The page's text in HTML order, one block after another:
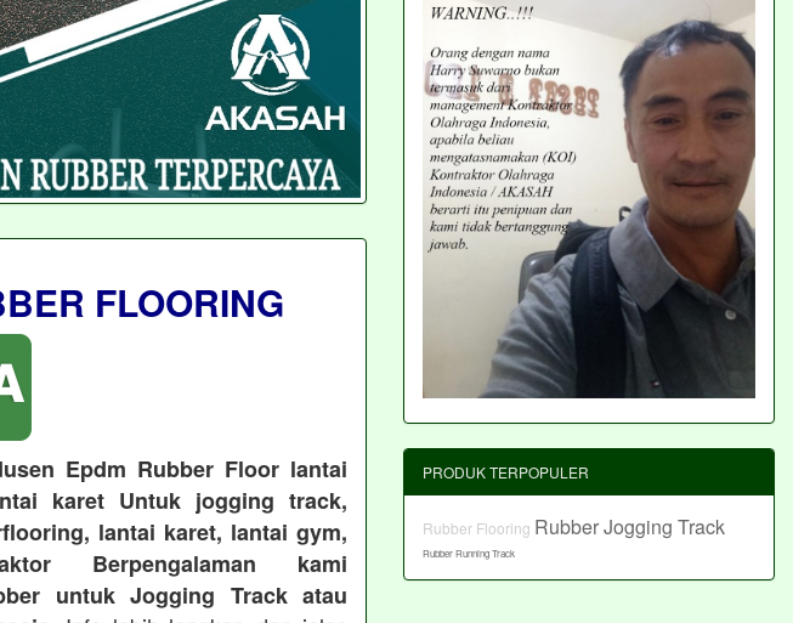
FLOORING
Epdm Rubber Floor lantai
karet Untuk jogging track,
lantai karet, lantai gym,
Berpengalaman kami
untuk Jogging Track atau
PRODUK TERPOPULER
Rubber Flooring Rubber Jogging Track
Rubber Running Track